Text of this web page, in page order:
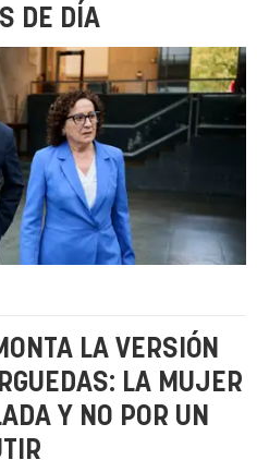
DE DÍA
LA VERSIÓN
LA MUJER
Y NO POR UN